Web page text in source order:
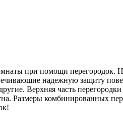
при помощи перегородок.
надежную защиту
Верхняя часть
Размеры комбинированных